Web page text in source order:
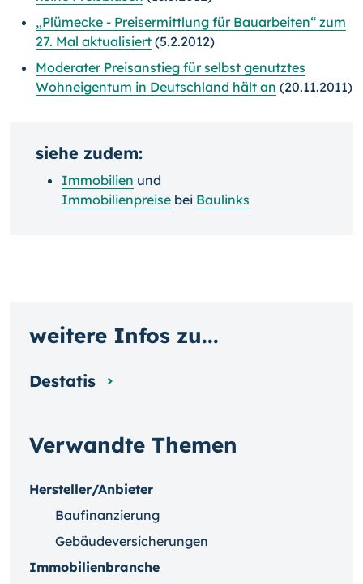
„Plümecke - Preisermittlung für Bauarbeiten“ zum
27. Mal aktualisiert (5.2.2012)
Moderater Preisanstieg für selbst genutztes
Wohneigentum in Deutschland hält an (20.11.2011)
siehe zudem:
Immobilien und
Immobilienpreise bei Baulinks
Verwandte Themen
Hersteller/Anbieter
Baufinanzierung
Gebäudeversicherungen
Immobilienbranche
weitere Infos zu...
Destatis